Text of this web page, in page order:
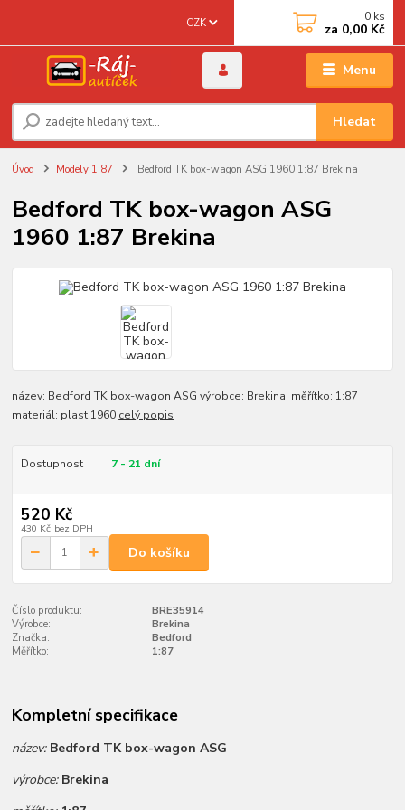
Menu
CZK
Hledat
0 ks
za 0,00 Kč
Úvod Modely 1:87 Bedford TK box-wagon ASG 1960 1:87 Brekina
Bedford TK box-wagon ASG
1960 1:87 Brekina
název: Bedford TK box-wagon ASG výrobce: Brekina měřítko: 1:87
materiál: plast 1960 celý popis
Dostupnost 7 - 21 dní
520 Kč
430 Kč bez DPH
Do košíku
Číslo produktu:
BRE35914
Výrobce:
Brekina
Značka:
Bedford
Měřítko:
1:87
Kompletní specifikace
název: Bedford TK box-wagon ASG
výrobce: Brekina